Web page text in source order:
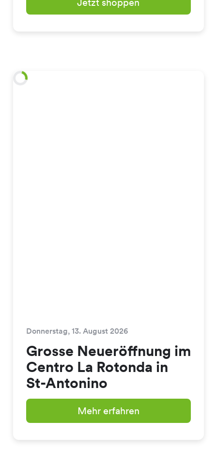
Donnerstag, 13. August 2026
Grosse Neueröffnung im
Centro La Rotonda in
St-Antonino
Mehr erfahren